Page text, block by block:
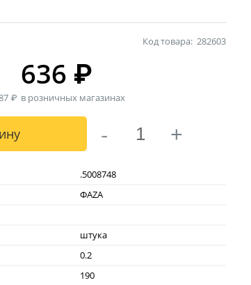
Код товара: 282603
636 ₽
₽в розничных магазинах
- +
.5008748
ФAZA
штука
0.2
190